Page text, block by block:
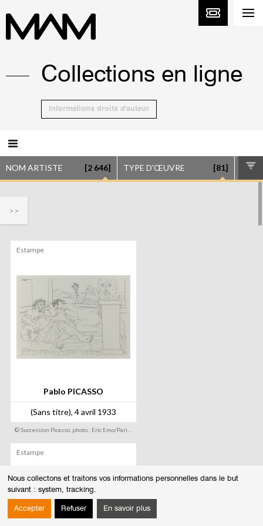
Nous collectons et traitons vos informations personnelles dans le but
suivant : system, tracking.
Accepter Refuser En savoir plus
Collections en ligne
Informations droits d'auteur